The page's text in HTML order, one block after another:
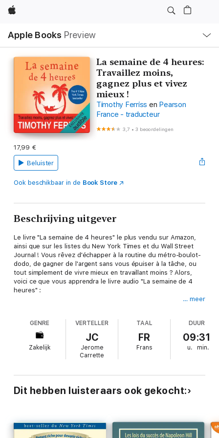
Apple
Apple Books Preview
lokaal
navigatiemenu
La semaine de 4 heures:
Travaillez moins,
gagnez plus et vivez
mieux !
Timothy Ferriss en Pearson
France - traducteur
3,7 •3 beoordelingen
17,99 €
Beluister
Ook beschikbaar in de Book Store
Beschrijving uitgever
Le livre "La semaine de 4 heures" le plus vendu sur Amazon,
ainsi que sur les listes du New York Times et du Wall Street
Journal ! Vous rêvez d'échapper à la routine du métro-boulot-
dodo, de gagner de l'argent sans vous épuiser à la tâche, ou
tout simplement de vivre mieux en travaillant moins ? Alors,
voici ce que vous apprendra le livre audio "La semaine de 4
heures" :
présent en un an ;
comment rejoindre les Nouveaux Bienheureux, qui réalisent
leurs rêves et jouissent de la vie sans attendre une
hypothétique retraite.
Plus de bon temps, plus d'argent, plus de mobilité ! Ce livre est
un véritable manifeste pour un changement radical de mode de
vie. La recette de Timothy Ferriss , l'auteur du livre "4 heures
démontrera qu'il est possible de :
… meer
GENRE
Zakelijk
VERTELLER
JC
Jerome
Carrette
TAAL
FR
Frans
DUUR
09:31
u. min.
Dit hebben luisteraars ook gekocht: